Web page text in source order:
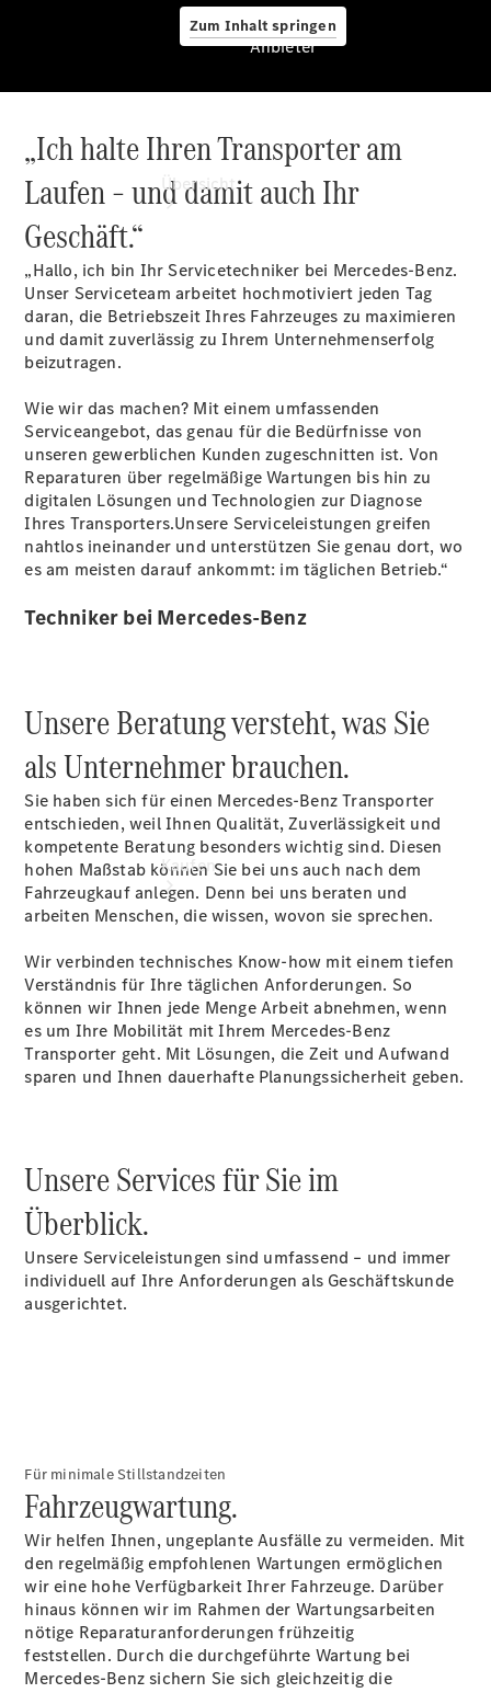
Zum Inhalt springen
Anbieter
Übersicht
Konfigurator
Ansprechpartner
finden
Probefahrt
vereinbaren
Beratung
vereinbaren
Servicetermin
Tel: 08122
Kaufen
Übersicht
Neuwagenangebote
Transporter
Highlights
Leasing
Mercedes-
Benz
Store
Gebrauchtwagensuche
Elektrotransporter
Sprinter
Anbieter
„Ich halte Ihren Transporter am
Laufen – und damit auch Ihr
Geschäft.“
„Hallo, ich bin Ihr Servicetechniker bei Mercedes-Benz.
Unser Serviceteam arbeitet hochmotiviert jeden Tag
daran, die Betriebszeit Ihres Fahrzeuges zu maximieren
und damit zuverlässig zu Ihrem Unternehmenserfolg
beizutragen.
Wie wir das machen? Mit einem umfassenden
Serviceangebot, das genau für die Bedürfnisse von
unseren gewerblichen Kunden zugeschnitten ist. Von
Reparaturen über regelmäßige Wartungen bis hin zu
digitalen Lösungen und Technologien zur Diagnose
Ihres Transporters.Unsere Serviceleistungen greifen
nahtlos ineinander und unterstützen Sie genau dort, wo
es am meisten darauf ankommt: im täglichen Betrieb.“
Techniker bei Mercedes-Benz
Unsere Beratung versteht, was Sie
als Unternehmer brauchen.
Sie haben sich für einen Mercedes-Benz Transporter
entschieden, weil Ihnen Qualität, Zuverlässigkeit und
kompetente Beratung besonders wichtig sind. Diesen
hohen Maßstab können Sie bei uns auch nach dem
Fahrzeugkauf anlegen. Denn bei uns beraten und
arbeiten Menschen, die wissen, wovon sie sprechen.
Wir verbinden technisches Know-how mit einem tiefen
Verständnis für Ihre täglichen Anforderungen. So
können wir Ihnen jede Menge Arbeit abnehmen, wenn
es um Ihre Mobilität mit Ihrem Mercedes-Benz
Transporter geht. Mit Lösungen, die Zeit und Aufwand
sparen und Ihnen dauerhafte Planungssicherheit geben.
Unsere Services für Sie im
Überblick.
Unsere Serviceleistungen sind umfassend – und immer
individuell auf Ihre Anforderungen als Geschäftskunde
ausgerichtet.
Für minimale Stillstandzeiten
Fahrzeugwartung.
Wir helfen Ihnen, ungeplante Ausfälle zu vermeiden. Mit
den regelmäßig empfohlenen Wartungen ermöglichen
wir eine hohe Verfügbarkeit Ihrer Fahrzeuge. Darüber
hinaus können wir im Rahmen der Wartungsarbeiten
nötige Reparaturanforderungen frühzeitig
feststellen. Durch die durchgeführte Wartung bei
Mercedes-Benz sichern Sie sich gleichzeitig die